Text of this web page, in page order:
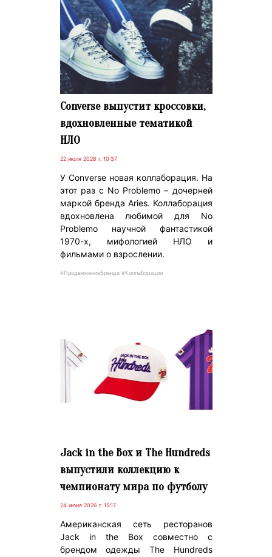
Converse выпустит кроссовки,
вдохновленные тематикой
НЛО
22 июля 2026 г. 10:37
У Converse новая коллаборация. На
этот раз с No Problemo – дочерней
маркой бренда Aries. Коллаборация
вдохновлена любимой для No
Problemo научной фантастикой
1970-х, мифологией НЛО и
фильмами о взрослении.
#ПродвижениеБренда #Коллаборации
Jack in the Box и The Hundreds
выпустили коллекцию к
чемпионату мира по футболу
24 июня 2026 г. 15:17
Американская сеть ресторанов
Jack in the Box совместно с
брендом одежды The Hundreds